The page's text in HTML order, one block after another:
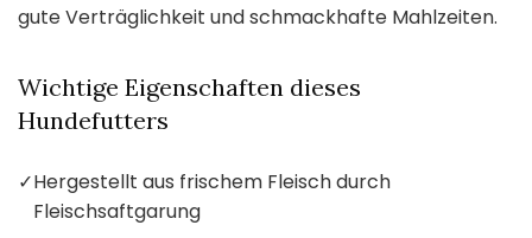
gute Verträglichkeit und schmackhafte Mahlzeiten.
Wichtige Eigenschaften dieses
Hundefutters
✓Hergestellt aus frischem Fleisch durch
Fleischsaftgarung